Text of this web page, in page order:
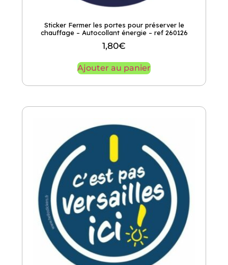
Sticker Fermer les portes pour préserver le
chauffage – Autocollant énergie – ref 260126
1,80€
Ajouter au panier